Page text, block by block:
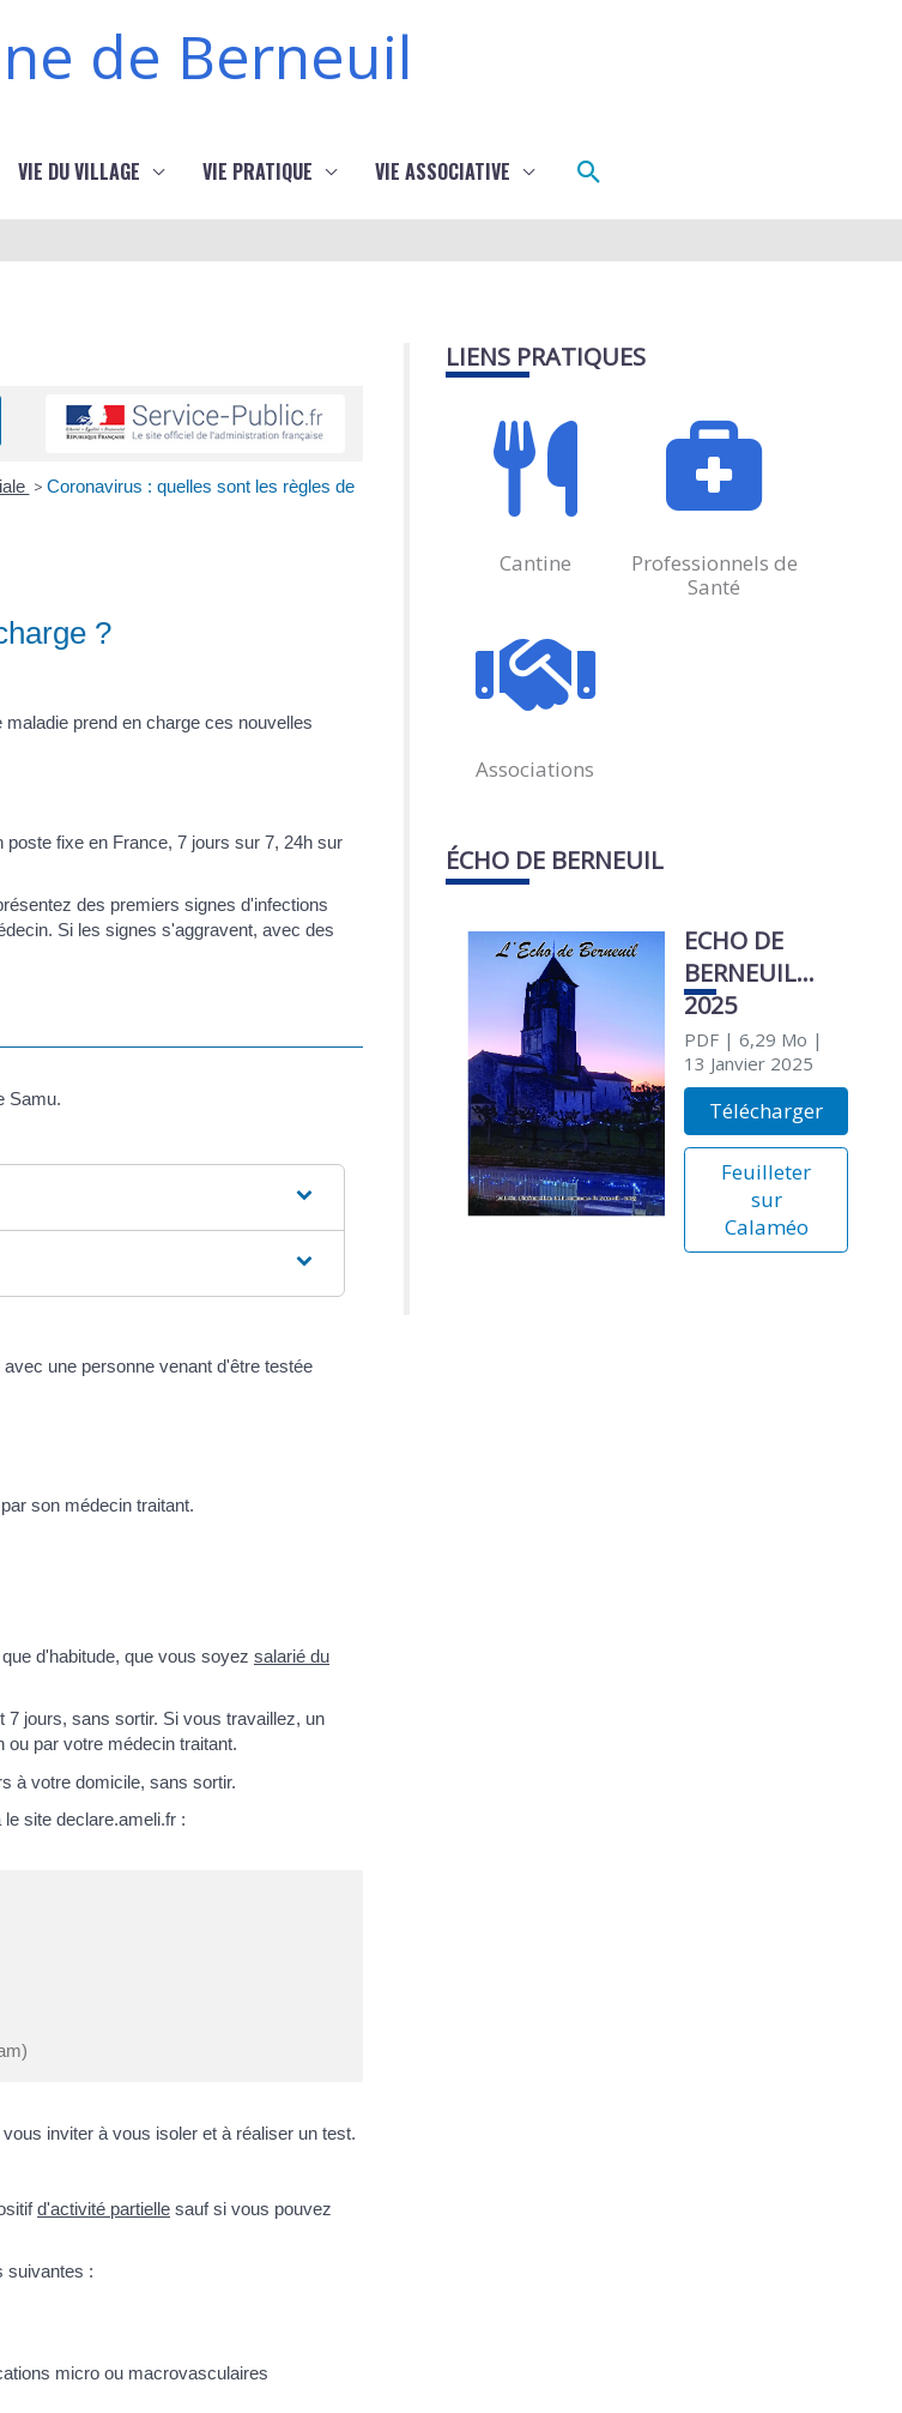
de Berneuil
VIE DU VILLAGE VIE PRATIQUE VIE ASSOCIATIVE Rechercher
> Coronavirus : quelles sont les règles de
?
prend en charge ces nouvelles
poste fixe en France, 7 jours sur 7, 24h sur
des premiers signes d'infections
Si les signes s'aggravent, avec des
Samu.
une personne venant d'être testée
son médecin traitant.
d'habitude, que vous soyez salarié du
jours, sans sortir. Si vous travaillez, un
par votre médecin traitant.
à votre domicile, sans sortir.
site declare.ameli.fr :
inviter à vous isoler et à réaliser un test.
d'activité partielle sauf si vous pouvez
suivantes :
micro ou macrovasculaires
LIENS PRATIQUES
Cantine
Professionnels de
Santé
Associations
ÉCHO DE BERNEUIL
ECHO DE
BERNEUIL
2025
PDF| 6,29 Mo |
13 Janvier 2025
Télécharger
Feuilleter
sur
Calaméo